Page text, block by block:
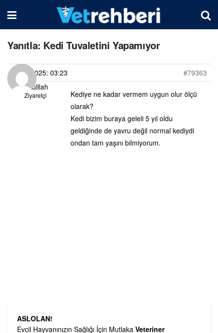
Yanıtla: Kedi Tuvaletini Yapamıyor
09/05/2025: 03:23
#79363
Feyzulllah
Ziyaretçi
Kediye ne kadar vermem uygun olur ölçü
olarak?
Kedi bizim buraya geleli 5 yıl oldu
geldiğinde de yavru değil normal kediydi
ondan tam yaşını bilmiyorum.
ASLOLAN!
Evcil Hayvanınızın Sağlığı İçin Mutlaka Veteriner